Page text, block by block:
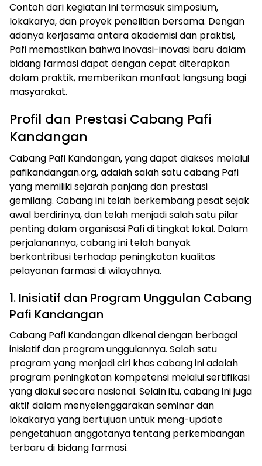
Contoh dari kegiatan ini termasuk simposium,
lokakarya, dan proyek penelitian bersama. Dengan
adanya kerjasama antara akademisi dan praktisi,
Pafi memastikan bahwa inovasi-inovasi baru dalam
bidang farmasi dapat dengan cepat diterapkan
dalam praktik, memberikan manfaat langsung bagi
masyarakat.
Profil dan Prestasi Cabang Pafi
Kandangan
Cabang Pafi Kandangan, yang dapat diakses melalui
pafikandangan.org, adalah salah satu cabang Pafi
yang memiliki sejarah panjang dan prestasi
gemilang. Cabang ini telah berkembang pesat sejak
awal berdirinya, dan telah menjadi salah satu pilar
penting dalam organisasi Pafi di tingkat lokal. Dalam
perjalanannya, cabang ini telah banyak
berkontribusi terhadap peningkatan kualitas
pelayanan farmasi di wilayahnya.
1. Inisiatif dan Program Unggulan Cabang
Pafi Kandangan
Cabang Pafi Kandangan dikenal dengan berbagai
inisiatif dan program unggulannya. Salah satu
program yang menjadi ciri khas cabang ini adalah
program peningkatan kompetensi melalui sertifikasi
yang diakui secara nasional. Selain itu, cabang ini juga
aktif dalam menyelenggarakan seminar dan
lokakarya yang bertujuan untuk meng-update
pengetahuan anggotanya tentang perkembangan
terbaru di bidang farmasi.